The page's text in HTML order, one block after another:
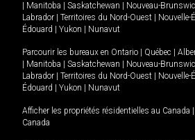
Manitoba Saskatchewan Nouveau-
Labrador
Territoires du Nord-Ouest Nouvelle-
Édouard
Yukon Nunavut
Parcourir les bureaux en Ontario Québec
Manitoba Saskatchewan Nouveau-
Labrador
Territoires du Nord-Ouest Nouvelle-
Édouard
Yukon Nunavut
Afficher les propriétés résidentielles au Canada
Canada